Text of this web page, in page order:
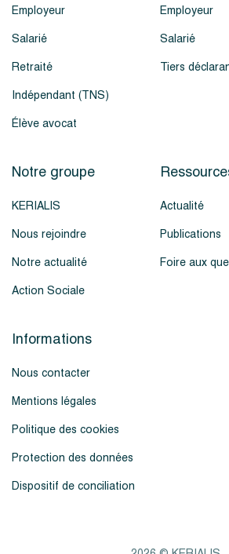
Employeur
Salarié
Retraité
Indépendant (TNS)
Élève avocat
Employeur
Salarié
Tiers
Notre groupe
KERIALIS
Nous rejoindre
Notre actualité
Action Sociale
Actualité
Publications
Foire aux
Informations
Nous contacter
Mentions légales
Politique des cookies
Protection des données
Dispositif de conciliation